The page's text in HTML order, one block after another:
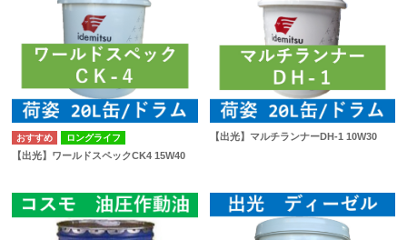
ロングライフ
【出光】ワールドスペックCK4 15W40
【出光】マルチランナーDH-1 10W30